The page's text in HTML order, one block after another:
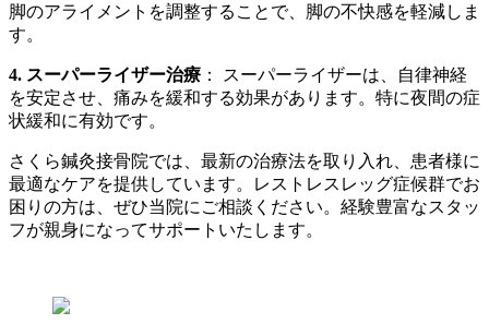
脚のアライメントを調整することで、脚の不快感を軽減しま
す。
4. スーパーライザー治療 ： スーパーライザーは、自律神経
を安定させ、痛みを緩和する効果があります。特に夜間の症
状緩和に有効です。
さくら鍼灸接骨院では、最新の治療法を取り入れ、患者様に
最適なケアを提供しています。レストレスレッグ症候群でお
困りの方は、ぜひ当院にご相談ください。経験豊富なスタッ
フが親身になってサポートいたします。